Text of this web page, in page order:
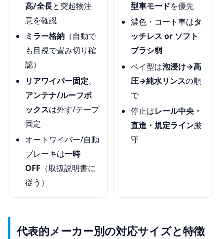
高/全長と突起物注
意を確認
ミラー格納 （自動で
も目視で畳み切り確
認）
リアワイパー固定、
アンテナ/ルーフボ
ックスは外す/テープ
固定
オートワイパー/自動
ブレーキは一時
OFF （取扱説明書に
従う）
型車モードを優先
濃色・コート車はタ
ッチレス or ソフト
ブラシ弱
ベイ型は泡浸け→高
圧→純水リンスの順
で
停止はレール中央・
直進・規定ライン厳
守
代表的メーカー別の対応サイズと特徴